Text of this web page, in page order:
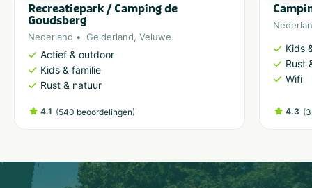
Recreatiepark / Camping de
Goudsberg
Nederland Gelderland, Veluwe
Actief & outdoor
Kids & familie
Rust & natuur
4.1 (540 beoordelingen)
Kids
Rust
Wifi
4.3 (